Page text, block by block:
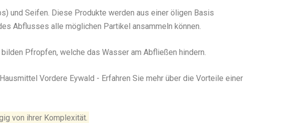
und Seifen. Diese Produkte werden aus einer öligen Basis
Abflusses alle möglichen Partikel ansammeln können.
Pfropfen, welche das Wasser am Abfließen hindern.
Vordere Eywald - Erfahren Sie mehr über die Vorteile einer
von ihrer Komplexität.